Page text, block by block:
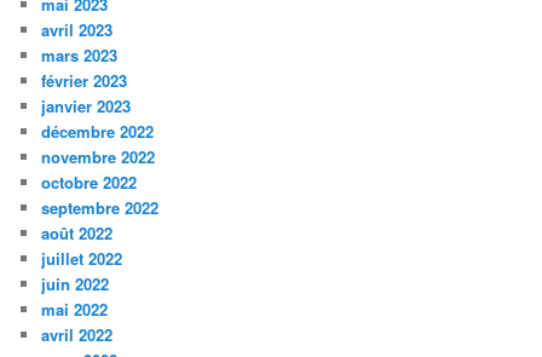
avril 2023
mars 2023
février 2023
janvier 2023
décembre 2022
novembre 2022
octobre 2022
septembre 2022
août 2022
juillet 2022
juin 2022
mai 2022
avril 2022